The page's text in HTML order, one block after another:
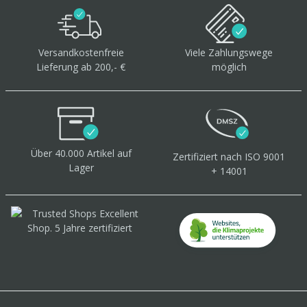
Versandkostenfreie
Lieferung ab 200,- €
Viele Zahlungswege
möglich
Über 40.000 Artikel auf
Lager
Zertifiziert nach ISO 9001
+ 14001